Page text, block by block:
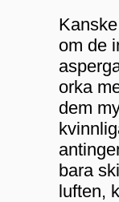
om de
orka
dem
bara
luften,